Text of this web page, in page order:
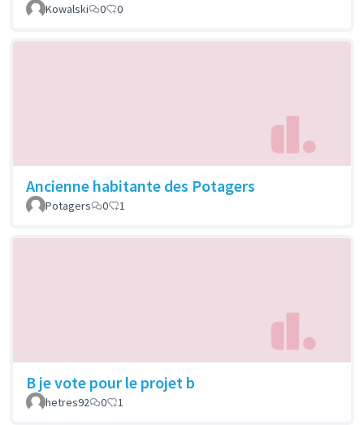
Kowalski 0 0
Ancienne habitante des Potagers
Potagers 0 1
B je vote pour le projet b
hetres92 0 1